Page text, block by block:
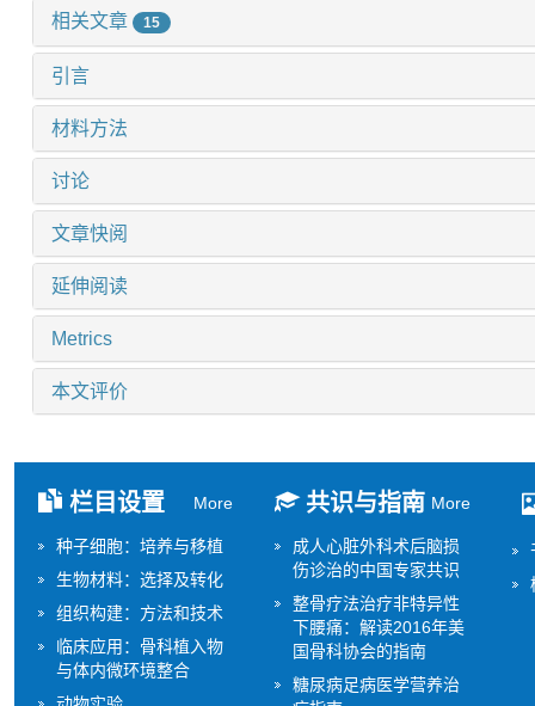
相关文章 15
引言
材料方法
讨论
文章快阅
延伸阅读
Metrics
本文评价
栏目设置 More
种子细胞：培养与移植
生物材料：选择及转化
组织构建：方法和技术
临床应用：骨科植入物
与体内微环境整合
共识与指南 More
成人心脏外科术后脑损
伤诊治的中国专家共识
整骨疗法治疗非特异性
下腰痛：解读2016年美
国骨科协会的指南
糖尿病足病医学营养治